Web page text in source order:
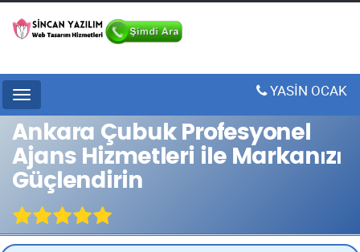
Menu YASİN OCAK
Ankara Çubuk Profesyonel
Ajans Hizmetleri ile Markanızı
Güçlendirin